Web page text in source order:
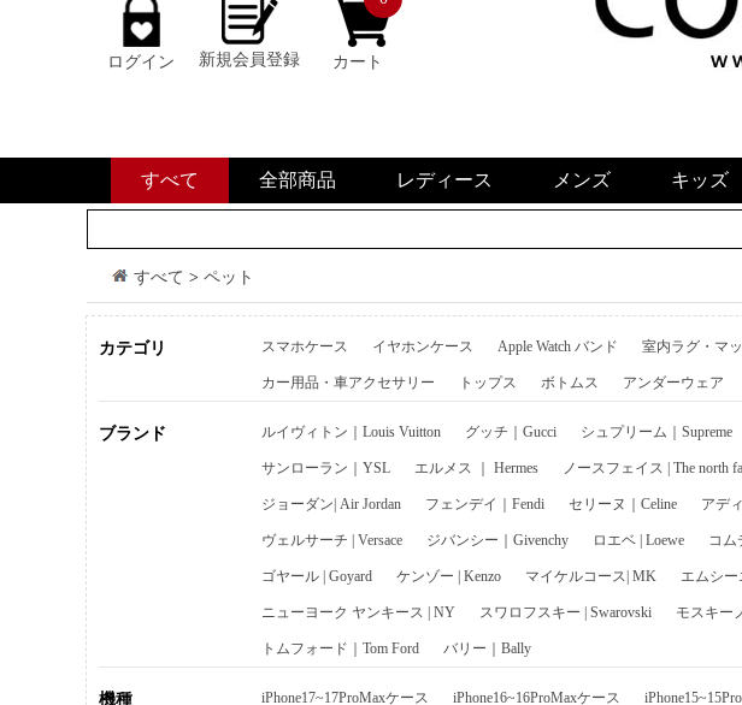
ログイン 新規会員登録 カート
すべて 全部商品 レディース メンズ キッズ
すべて > ペット
カテゴリ スマホケース イヤホンケース Apple Watch バンド 室内ラグ・マ
カー用品・車アクセサリー トップス ボトムス アンダーウェア
ブランド ルイヴィトン｜Louis Vuitton グッチ｜Gucci シュプリーム｜Supreme
サンローラン｜YSL エルメス ｜ Hermes ノースフェイス | The north
ジョーダン| Air Jordan フェンデイ｜Fendi セリーヌ｜Celine アデ
ヴェルサーチ | Versace ジバンシー｜Givenchy ロエベ | Loewe コム
ゴヤール | Goyard ケンゾー | Kenzo マイケルコース| MK エムシー
ニューヨーク ヤンキース | NY スワロフスキー | Swarovski モスキー
トムフォード｜Tom Ford バリー｜Bally
機種 iPhone17~17ProMaxケース iPhone16~16ProMaxケース